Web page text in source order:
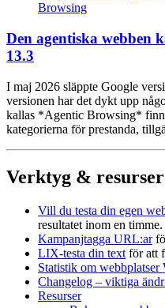
Den agentiska webben
13.3
I maj 2026 släppte Google
versionen har det dykt upp
kallas *Agentic Browsing*
kategorierna för prestanda,
Verktyg & resurser
Vill du testa din egen
resultatet inom en timme.
Kampanjtagga URL:ar
LIX-testa din text för att
Statistik om webbplatser
Changelog – viktiga
Resurser